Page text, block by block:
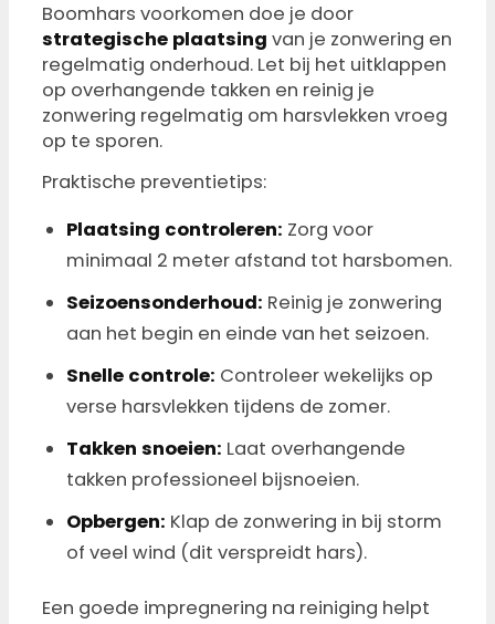
Boomhars voorkomen doe je door
strategische plaatsing van je zonwering en
regelmatig onderhoud. Let bij het uitklappen
op overhangende takken en reinig je
zonwering regelmatig om harsvlekken vroeg
op te sporen.
Praktische preventietips:
Plaatsing controleren: Zorg voor
minimaal 2 meter afstand tot harsbomen.
Seizoensonderhoud: Reinig je zonwering
aan het begin en einde van het seizoen.
Snelle controle: Controleer wekelijks op
verse harsvlekken tijdens de zomer.
Takken snoeien: Laat overhangende
takken professioneel bijsnoeien.
Opbergen: Klap de zonwering in bij storm
of veel wind (dit verspreidt hars).
Een goede impregnering na reiniging helpt